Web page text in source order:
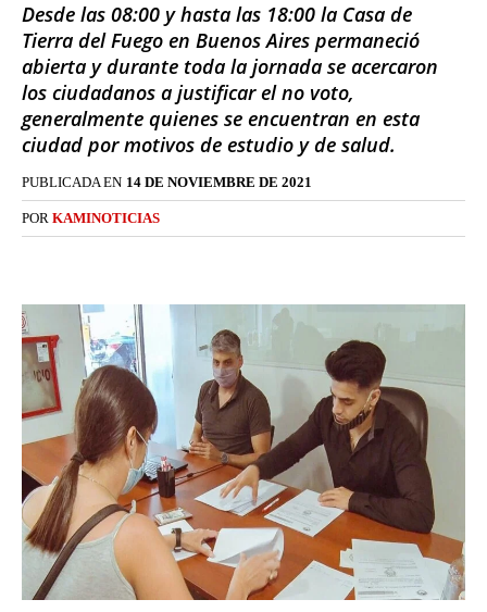
Desde las 08:00 y hasta las 18:00 la Casa de
Tierra del Fuego en Buenos Aires permaneció
abierta y durante toda la jornada se acercaron
los ciudadanos a justificar el no voto,
generalmente quienes se encuentran en esta
ciudad por motivos de estudio y de salud.
PUBLICADA EN 14 DE NOVIEMBRE DE 2021
POR KAMINOTICIAS